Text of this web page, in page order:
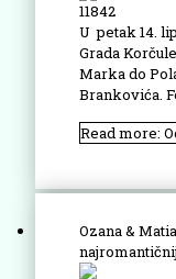
11842
U petak 14.
Grada
Marka do
Brankovića.
Read more:
Ozana &